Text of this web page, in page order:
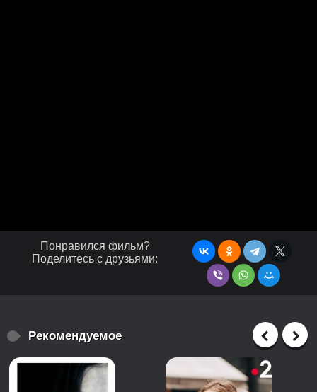
Понравился фильм?
Поделитесь с друзьями:
Рекомендуемое